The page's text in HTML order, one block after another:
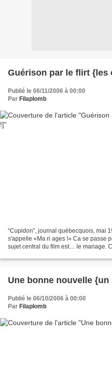
Guérison par le flirt {les
Publié le 06/11/2006 à 00:00
Par Filaplomb
“Cupidon”, journal québecquois, mai
s'appelle «Ma ri ages !» Ca se passe
sujet central du film est… le mariage.
Une bonne nouvelle {un
Publié le 06/10/2006 à 00:00
Par Filaplomb